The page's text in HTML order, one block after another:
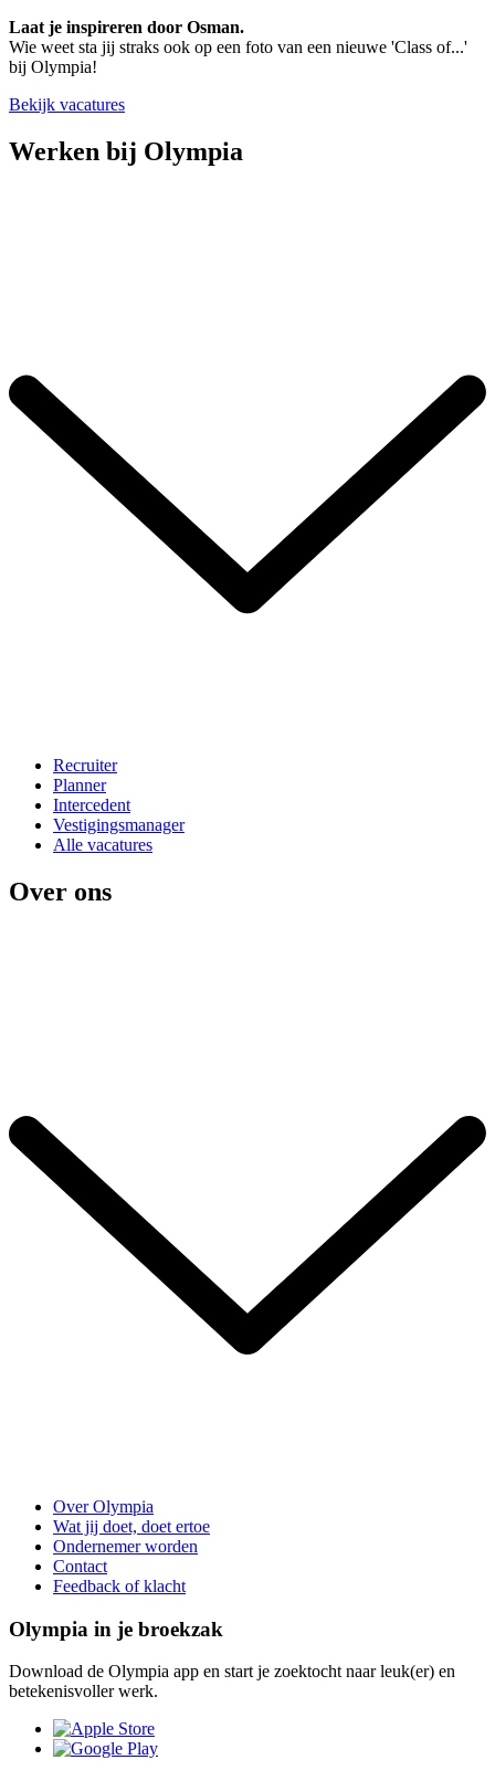
Laat je inspireren door Osman.
Wie weet sta jij straks ook op een foto van een nieuwe 'Class of...'
bij Olympia!
Bekijk vacatures
Werken bij Olympia
Recruiter
Planner
Intercedent
Vestigingsmanager
Alle vacatures
Over ons
Over Olympia
Wat jij doet, doet ertoe
Ondernemer worden
Contact
Feedback of klacht
Olympia in je broekzak
Download de Olympia app en start je zoektocht naar leuk(er) en
betekenisvoller werk.